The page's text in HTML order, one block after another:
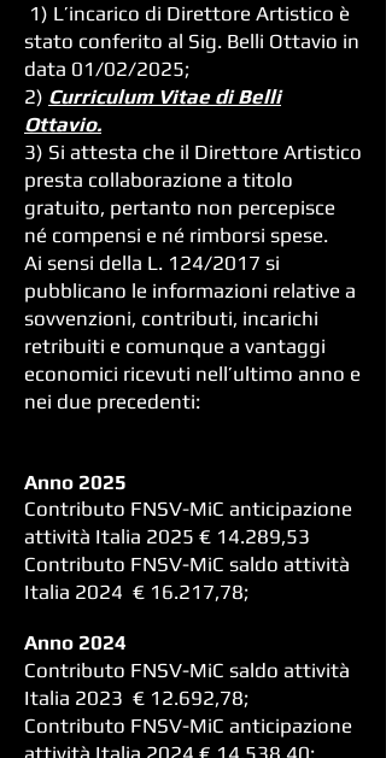
1) L’incarico di Direttore Artistico è
stato conferito al Sig. Belli Ottavio in
data 01/02/2025;
2) Curriculum Vitae di Belli
Ottavio.
3) Si attesta che il Direttore Artistico
presta collaborazione a titolo
gratuito, pertanto non percepisce
né compensi e né rimborsi spese.
Ai sensi della L. 124/2017 si
pubblicano le informazioni relative a
sovvenzioni, contributi, incarichi
retribuiti e comunque a vantaggi
economici ricevuti nell’ultimo anno e
nei due precedenti:
Anno 2025
Contributo FNSV-MiC anticipazione
attività Italia 2025 € 14.289,53
Contributo FNSV-MiC saldo attività
Italia 2024 € 16.217,78;
Anno 2024
Contributo FNSV-MiC saldo attività
Italia 2023 € 12.692,78;
Contributo FNSV-MiC anticipazione
attività Italia 2024 € 14.538,40;